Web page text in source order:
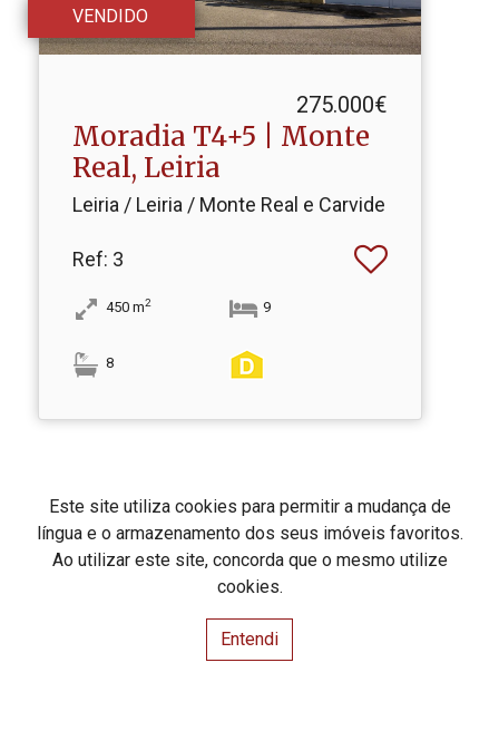
Este site utiliza cookies para permitir a mudança de
língua e o armazenamento dos seus imóveis favoritos.
Ao utilizar este site, concorda que o mesmo utilize
cookies.
Entendi
VENDIDO
275.000€
Moradia T4+5 | Monte
Real, Leiria
Leiria / Leiria / Monte Real e Carvide
Ref: 3
450 m2 9
8
Hinvesti - Mediação Imobiliária
Expansão Global - Investimentos, LdaAMI: 16100
Centros de Resolução de Litígios
Livro de Reclamações